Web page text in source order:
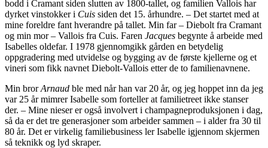
bodd i Cramant siden slutten av 1800-tallet, og familien Vallois har
dyrket vinstokker i Cuis siden det 15. århundre. – Det startet med at
mine foreldre fant hverandre på tallet. Min far – Diebolt fra Cramant
og min mor – Vallois fra Cuis. Faren Jacques begynte å arbeide med
Isabelles oldefar. I 1978 gjennomgikk gården en betydelig
oppgradering med utvidelse og bygging av de første kjellerne og et
vineri som fikk navnet Diebolt-Vallois etter de to familienavnene.
Min brorArnaud ble med når han var 20 år, og jeg hoppet inn da jeg
var 25 år mimrer Isabelle som forteller at familietreet ikke stanser
der. – Mine nieser er også involvert i champagneproduksjonen i dag,
så da er det tre generasjoner som arbeider sammen – i alder fra 30 til
80 år. Det er virkelig familiebusiness ler Isabelle igjennom skjermen
så teknikk og lyd skraper.